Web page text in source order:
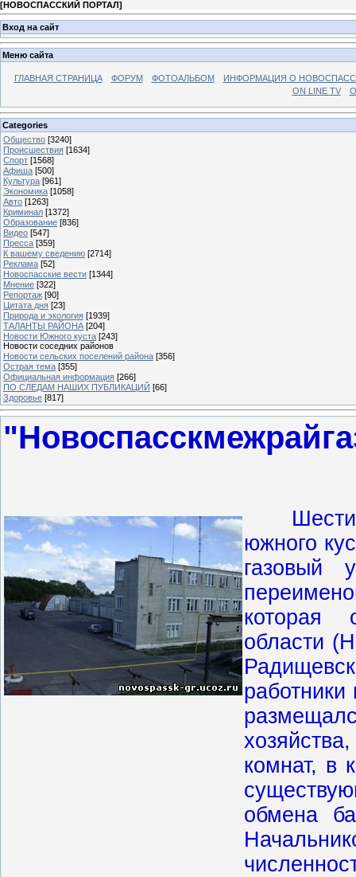
[НОВОСПАССКИЙ ПОРТАЛ]
Вход на сайт
Меню сайта
ГЛАВНАЯ СТРАНИЦА ФОРУМ ФОТОАЛЬБОМ
ИНФОРМАЦИЯ О
ON LINE TV
Categories
Общество [3240]
Происшествия [1634]
Спорт [1568]
Афиша [500]
Культура [961]
Экономика [1058]
Авто [1263]
Криминал [1372]
Образование [836]
Видео [547]
Пресса [359]
К вашему сведению [2714]
Реклама [52]
Новоспасские вести [1344]
Мнение [322]
Репортаж [90]
Цитата дня [23]
Природа и экология [1939]
ТАЛАНТЫ РАЙОНА [204]
Новости Южного куста [243]
Новости соседних районов
Новости сельских поселений района [356]
Острая тема [355]
Официальная информация [266]
ПО СЛЕДАМ НАШИХ ПУБЛИКАЦИЙ [66]
Здоровье [817]
южного
газовый
которая
области
работники
комнат, в
обмена